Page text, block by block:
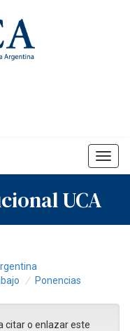
UCA
Ponencias
citar o enlazar este